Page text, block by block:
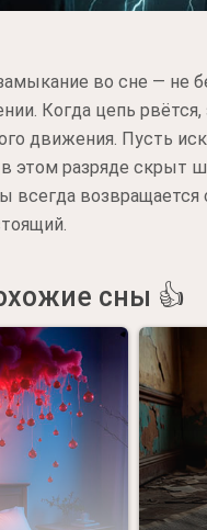
во сне — не
Когда цепь рвётся,
движения. Пусть
этом разряде скрыт
всегда возвращается
сны 👍